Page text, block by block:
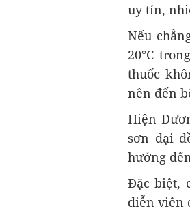
uy tín,
Nếu
20°C
thuốc
nên đến
Hiện
sơn đại
hưởng
Đặc biệt,
diễn viên